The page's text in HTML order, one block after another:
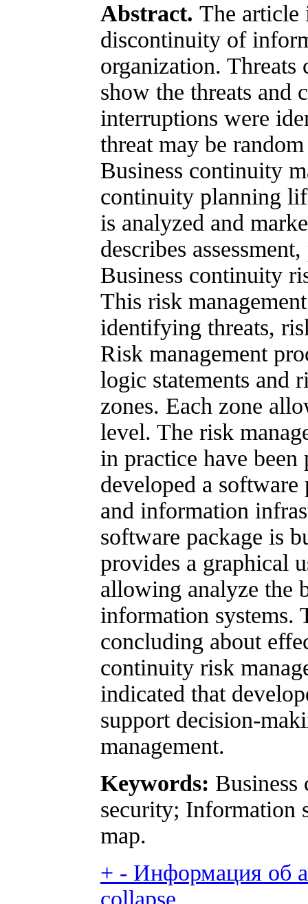
Abstract. The article
discontinuity of
organization.
show the threats and
interruptions were
threat may be
Business continuity
continuity planning
is analyzed and
describes
Business continuity
This risk
identifying threats,
Risk management
logic statements and
zones. Each zone
level. The risk
in practice have been
developed a software
and information
software package is
provides a graphical
allowing analyze the
information systems.
concluding about
continuity risk
indicated that
support decision-
management.
Keywords:
security; Information
map.
+ - Информация об
collapse